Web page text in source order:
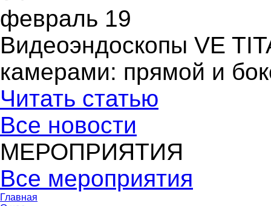
февраль 19
Видеоэндоскопы VE
камерами: прямой и
Читать статью
Все новости
МЕРОПРИЯТИЯ
Все мероприятия
Главная